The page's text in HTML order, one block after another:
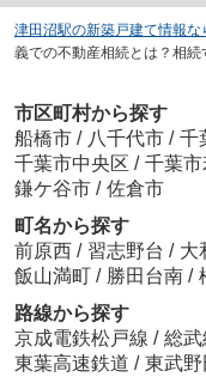
津田沼駅の新築戸建て情報
義での不動産相続とは？相
市区町村から探す
船橋市 / 八千代市 / 千
千葉市中央区 / 千葉
鎌ケ谷市 / 佐倉市
町名から探す
前原西 / 習志野台 / 大
飯山満町 / 勝田台南 /
路線から探す
京成電鉄松戸線 / 総武
東葉高速鉄道 / 東武野